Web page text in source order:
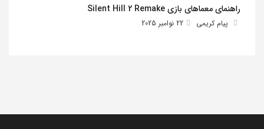
راهنمای معماهای بازی Silent Hill 2 Remake
پیام کریمی 22 نوامبر 2025